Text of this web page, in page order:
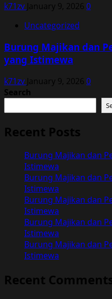
k71zv January 9, 2026 0
Uncategorized
Burung Majikan dan
yang Istimewa
k71zv January 9, 2026 0
Search
Recent Posts
Burung Majikan dan
Istimewa
Burung Majikan dan
Istimewa
Burung Majikan dan
Istimewa
Burung Majikan dan
Istimewa
Burung Majikan dan
Istimewa
Recent